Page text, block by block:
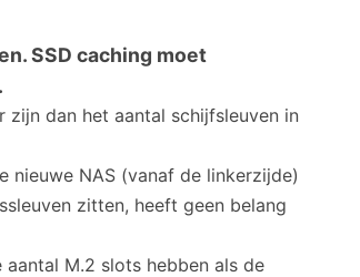
SSD caching moet
dan het aantal schijfsleuven in
nieuwe NAS (vanaf de linkerzijde)
zitten, heeft geen belang
M.2 slots hebben als de